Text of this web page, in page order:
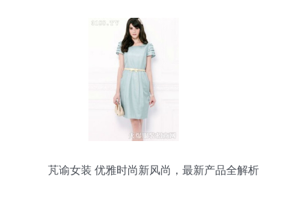
芃谕女装 优雅时尚新风尚，最新产品全解析